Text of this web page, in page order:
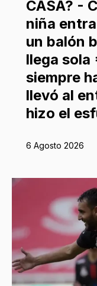
CASA? -
niña
un balón
llega sola
siempre
llevó al
hizo el
6 Agosto 2026